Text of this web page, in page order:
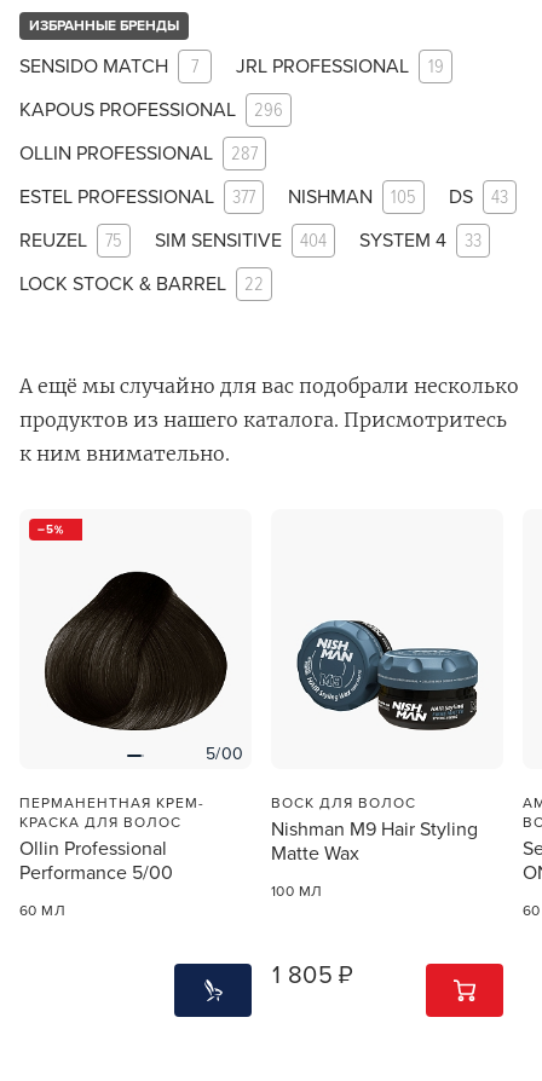
ИЗБРАННЫЕ БРЕНДЫ
SENSIDO MATCH 7 JRL PROFESSIONAL 19
KAPOUS PROFESSIONAL 296
OLLIN PROFESSIONAL 287
ESTEL PROFESSIONAL 377 NISHMAN 105 DS 43
REUZEL 75 SIM SENSITIVE 404 SYSTEM 4 33
LOCK STOCK & BARREL 22
А ещё мы случайно для вас подобрали несколько
продуктов из нашего каталога. Присмотритесь
к ним внимательно.
5
5/00
ПЕРМАНЕНТНАЯ КРЕМ-
КРАСКА ДЛЯ ВОЛОС
Ollin Professional
Performance 5/00
60 МЛ
ВОСК ДЛЯ ВОЛОС
Nishman M9 Hair Styling
Matte Wax
100 МЛ
1 805 ₽ 1 ШТ
Заяц–робот
смотреть товары и оформлять заказы — удобнее и
намного быстрее!
УСТАНОВИТЬ ИЗ GOOGLE PLAY
ПРОДОЛЖУ ЗДЕСЬ